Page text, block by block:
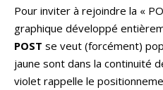
Pour inviter à rejoindre la «
graphique développé
POST se veut (forcément)
jaune sont dans la continuité
violet rappelle le